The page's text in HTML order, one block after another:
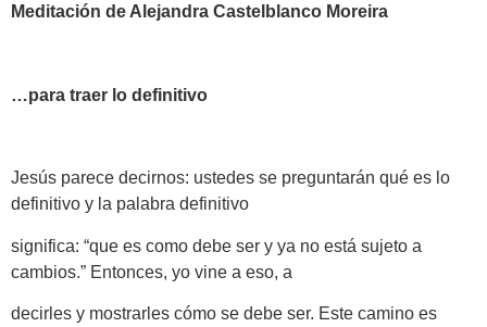
Meditación de Alejandra Castelblanco Moreira
…para traer lo definitivo
Jesús parece decirnos: ustedes se preguntarán qué es lo
definitivo y la palabra definitivo
significa: “que es como debe ser y ya no está sujeto a
cambios.” Entonces, yo vine a eso, a
decirles y mostrarles cómo se debe ser. Este camino es